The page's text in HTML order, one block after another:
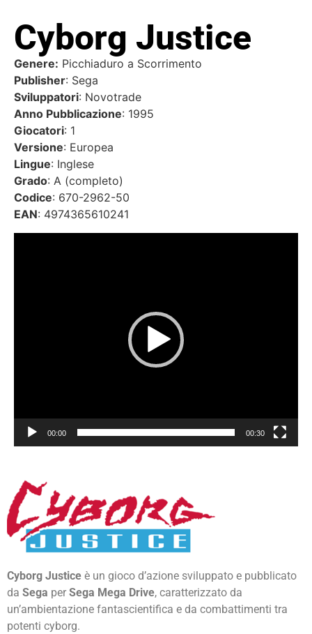
Cyborg Justice
Genere: Picchiaduro a Scorrimento
Publisher: Sega
Sviluppatori: Novotrade
Anno Pubblicazione: 1995
Giocatori: 1
Versione: Europea
Lingue: Inglese
Grado: A (completo)
Codice: 670-2962-50
EAN: 4974365610241
00:00 00:30
Cyborg Justice è un gioco d’azione sviluppato e pubblicato
da Sega per Sega Mega Drive, caratterizzato da
un’ambientazione fantascientifica e da combattimenti tra
potenti cyborg.